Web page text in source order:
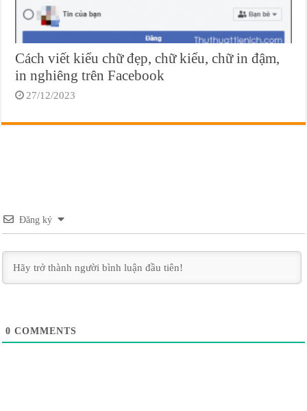
Cách viết kiểu chữ đẹp, chữ kiểu, chữ in đậm,
in nghiêng trên Facebook
27/12/2023
Đăng ký
0 COMMENTS